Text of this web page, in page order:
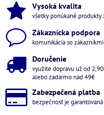
Vysoká kvalita
všetky ponúkané
Zákaznícka podpora
komunikácia so
Doručenie
využite dopravu už od
alebo zadarmo nad 49€
Zabezpečená platba
bezpečnosť je